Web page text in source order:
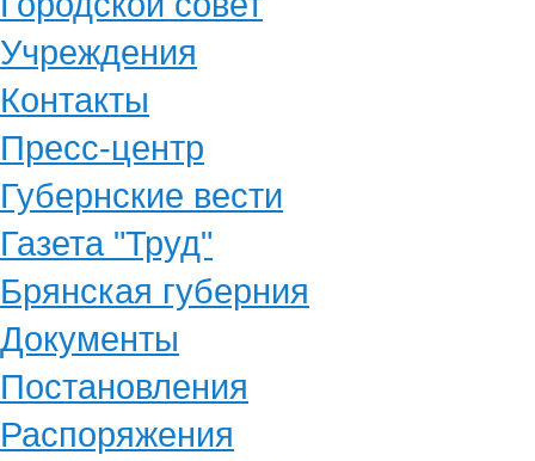
Учреждения
Контакты
Пресс-центр
Губернские вести
Газета "Труд"
Брянская губерния
Документы
Постановления
Распоряжения